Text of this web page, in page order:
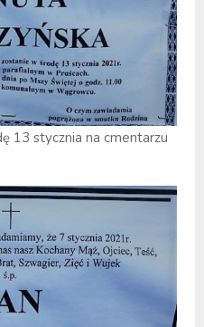
13 stycznia na cmentarzu